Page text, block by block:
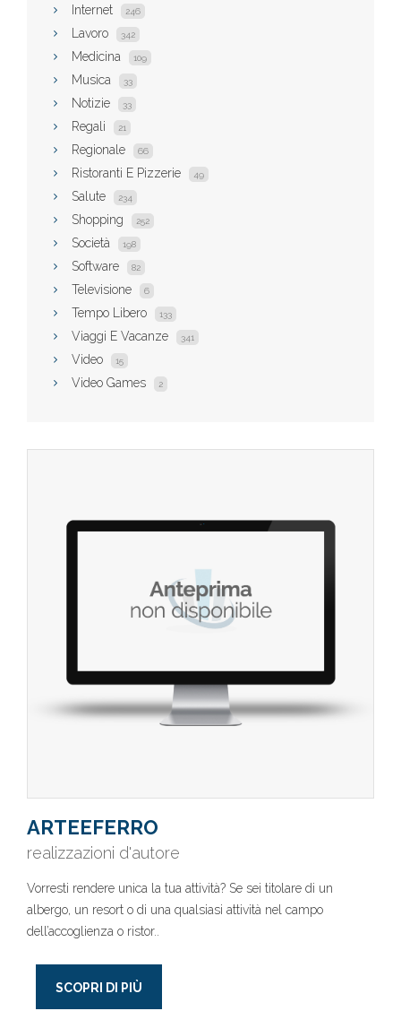
Internet 246
Lavoro 342
Medicina 109
Musica 33
Notizie 33
Regali 21
Regionale 66
Ristoranti E Pizzerie 49
Salute 234
Shopping 252
Società 198
Software 82
Televisione 6
Tempo Libero 133
Viaggi E Vacanze 341
Video 15
Video Games 2
ARTEEFERRO
realizzazioni d'autore
Vorresti rendere unica la tua attività? Se sei titolare di un
albergo, un resort o di una qualsiasi attività nel campo
dell’accoglienza o ristor..
SCOPRI DI PIÙ